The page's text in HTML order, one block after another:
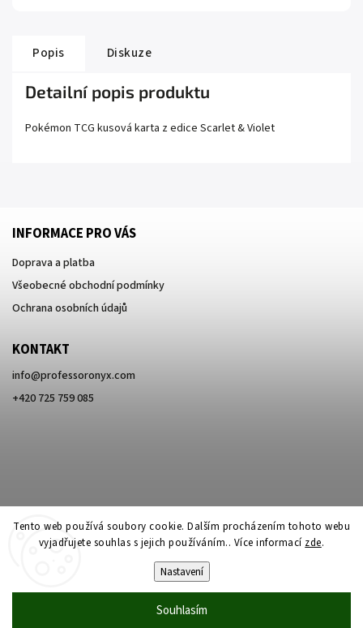
Tento web používá soubory cookie. Dalším procházením tohoto webu
vyjadřujete souhlas s jejich používáním.. Více informací zde.
Nastavení
Souhlasím
Popis Diskuze
Detailní popis produktu
Pokémon TCG kusová karta z edice Scarlet& Violet
INFORMACE PRO VÁS
Doprava a platba
Všeobecné obchodní podmínky
Ochrana osobních údajů
KONTAKT
info@professoronyx.com
+420 725 759 085
Professor Onyx. Všechna práva vyhrazena.